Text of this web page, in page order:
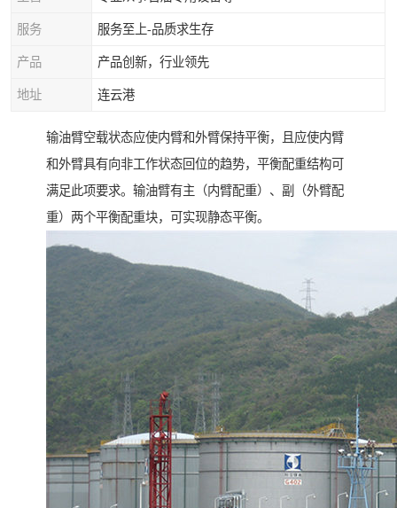
服务 服务至上-品质求生存
产品 产品创新，行业领先
地址 连云港
输油臂空载状态应使内臂和外臂保持平衡，且应使内臂
和外臂具有向非工作状态回位的趋势，平衡配重结构可
满足此项要求。输油臂有主（内臂配重）、副（外臂配
重）两个平衡配重块，可实现静态平衡。